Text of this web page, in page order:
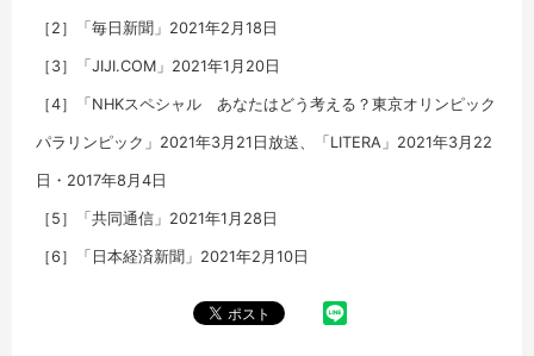
［2］「毎日新聞」2021年2月18日
［3］「JIJI.COM」2021年1月20日
［4］「NHKスペシャル あなたはどう考える？東京オリンピック
パラリンピック」2021年3月21日放送、「LITERA」2021年3月22
日・2017年8月4日
［5］「共同通信」2021年1月28日
［6］「日本経済新聞」2021年2月10日